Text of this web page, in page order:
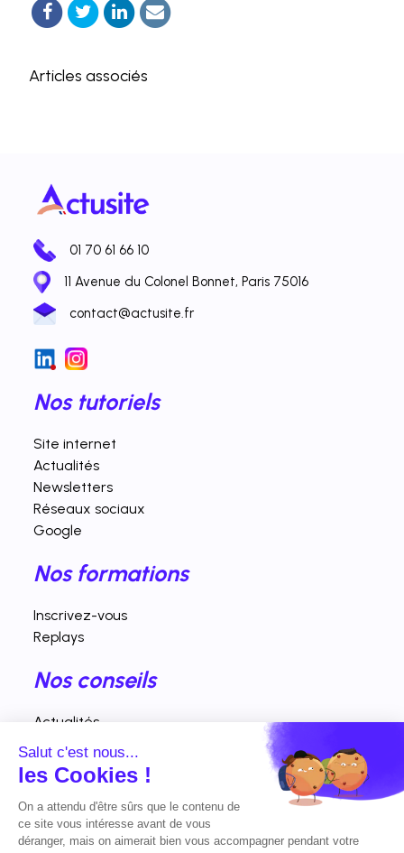
Articles associés
01 70 61 66 10
11 Avenue du Colonel Bonnet, Paris 75016
contact@actusite.fr
Nos tutoriels
Site internet
Actualités
Newsletters
Réseaux sociaux
Google
Nos formations
Inscrivez-vous
Replays
Nos conseils
Actualités
Fiches pratiques
Interventions vidéos
Nos horaires d'ouverture
Lundi - vendredi : 9h00 - 19h00
Salut c'est nous...
les Cookies !
On a attendu d'être sûrs que le contenu de
ce site vous intéresse avant de vous
déranger, mais on aimerait bien vous accompagner pendant votre